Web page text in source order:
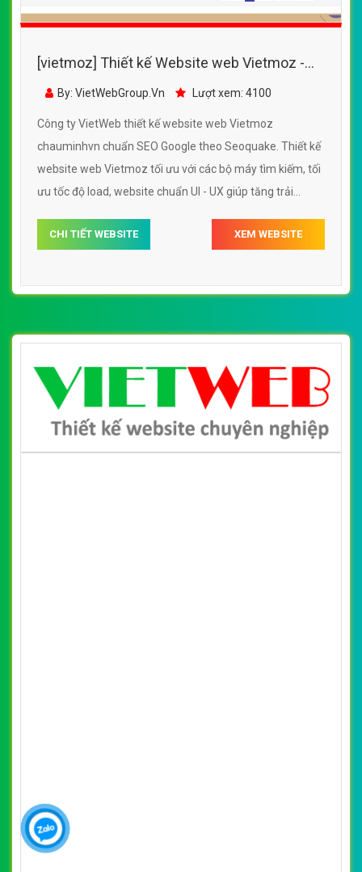
[vietmoz] Thiết kế Website web Vietmoz -
chauminhvn
By: VietWebGroup.Vn Lượt xem: 4100
Công ty VietWeb thiết kế website web Vietmoz
chauminhvn chuẩn SEO Google theo Seoquake. Thiết kế
website web Vietmoz tối ưu với các bộ máy tìm kiếm, tối
ưu tốc độ load, website chuẩn UI - UX giúp tăng trải
chauminhvn
CHI TIẾT WEBSITE XEM WEBSITE